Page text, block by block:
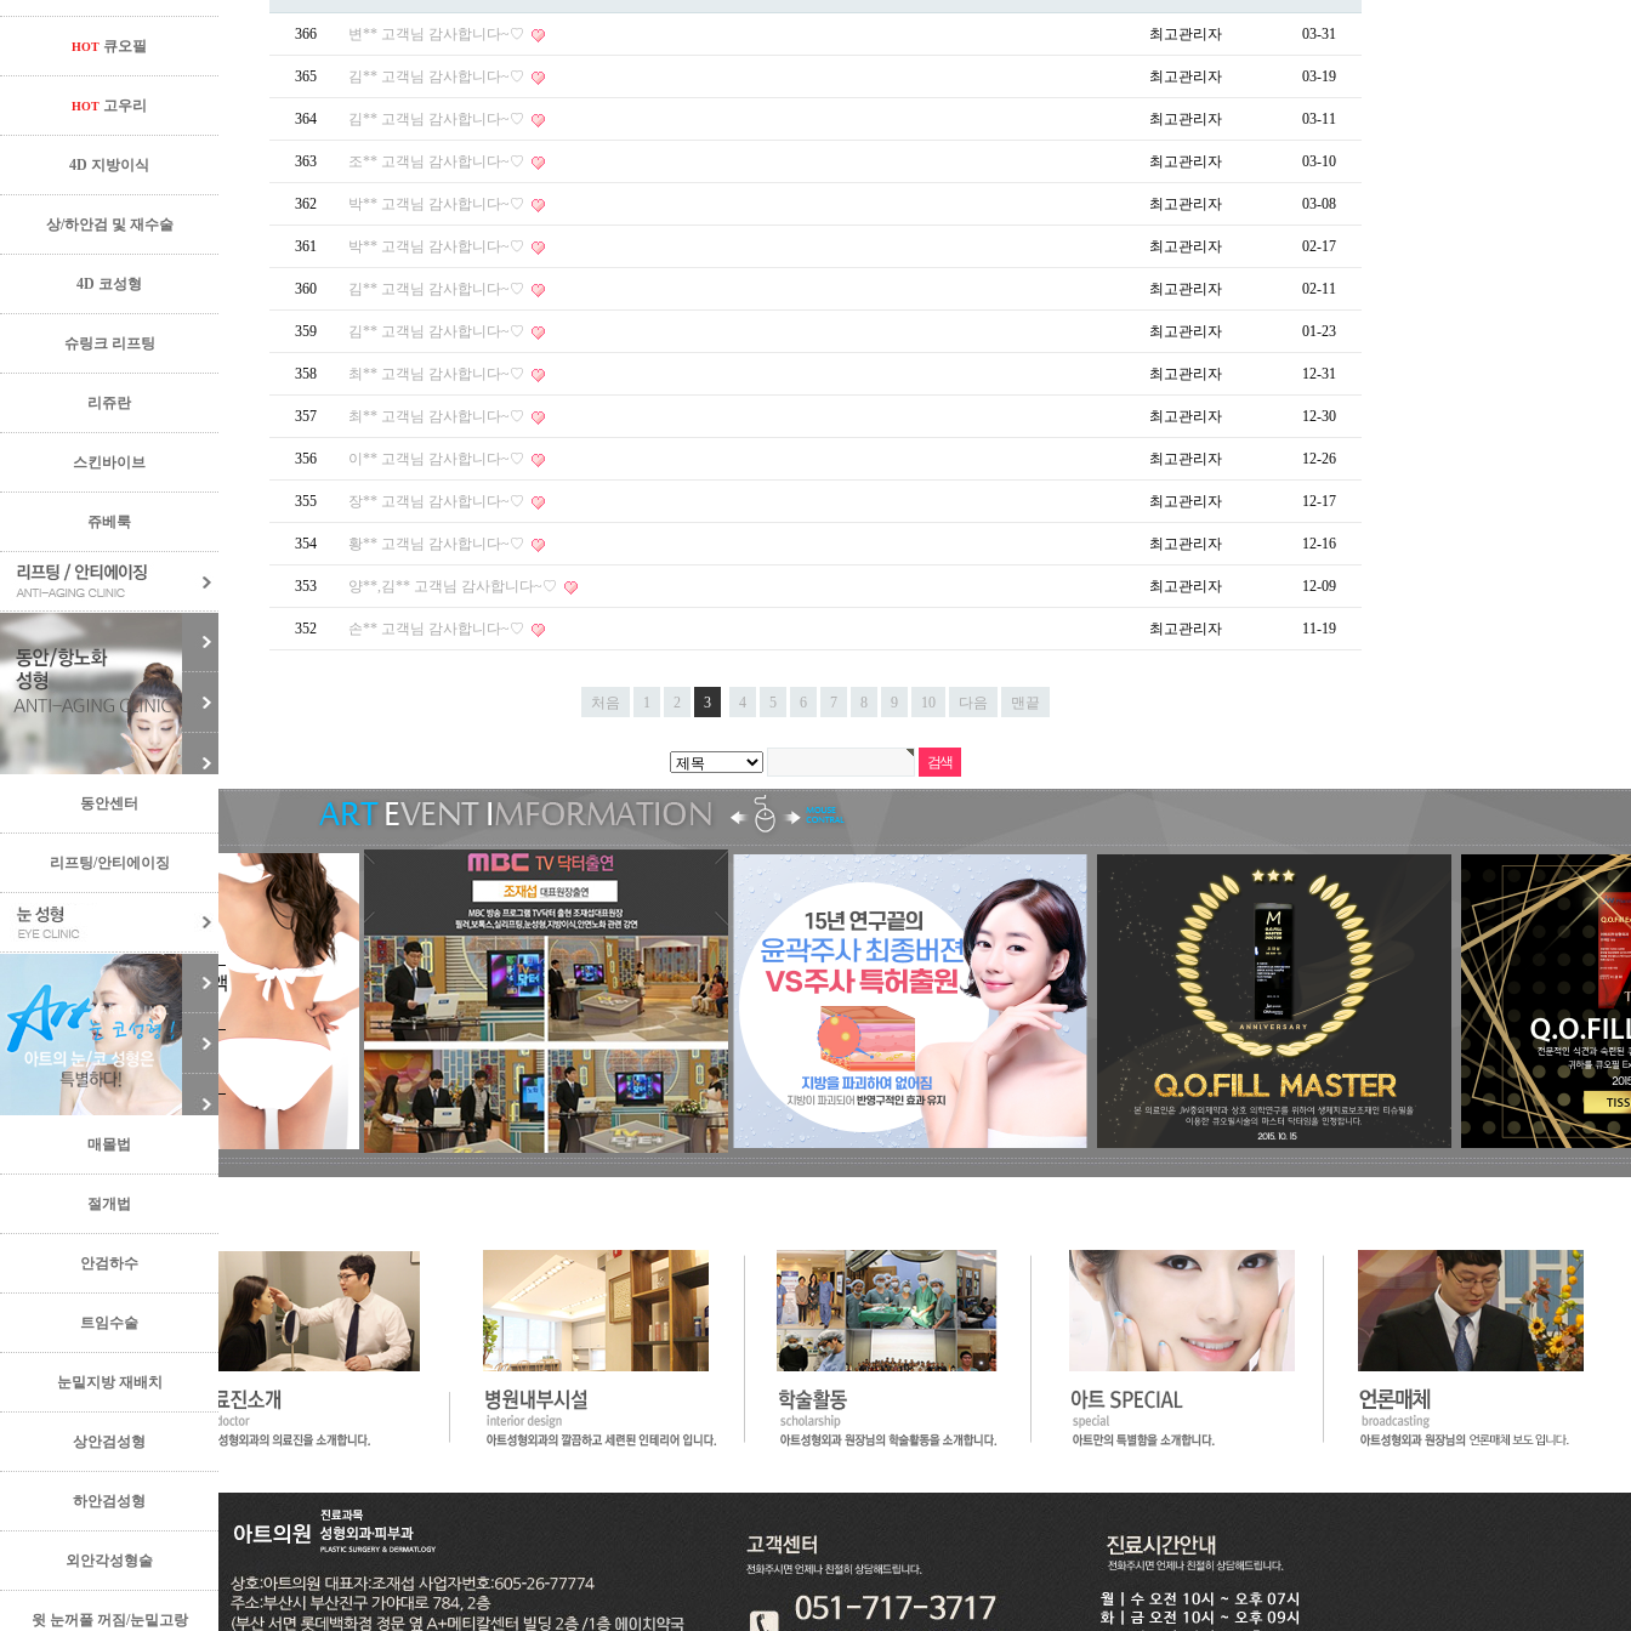
HOT 큐오필
HOT 고우리
4D 지방이식
상/하안검 및 재수술
4D 코성형
슈링크 리프팅
리쥬란
스킨바이브
쥬베룩
동안센터
리프팅/안티에이징
매몰법
절개법
안검하수
트임수술
눈밑지방 재배치
상안검성형
하안검성형
외안각성형술
윗 눈꺼풀 꺼짐/눈밑고랑
366 변** 고객님 감사합니다~♡ 최고관리자 03-31
365 김** 고객님 감사합니다~♡ 최고관리자 03-19
364 김** 고객님 감사합니다~♡ 최고관리자 03-11
363 조** 고객님 감사합니다~♡ 최고관리자 03-10
362 박** 고객님 감사합니다~♡ 최고관리자 03-08
361 박** 고객님 감사합니다~♡ 최고관리자 02-17
360 김** 고객님 감사합니다~♡ 최고관리자 02-11
359 김** 고객님 감사합니다~♡ 최고관리자 01-23
358 최** 고객님 감사합니다~♡ 최고관리자 12-31
357 최** 고객님 감사합니다~♡ 최고관리자 12-30
356 이** 고객님 감사합니다~♡ 최고관리자 12-26
355 장** 고객님 감사합니다~♡ 최고관리자 12-17
354 황** 고객님 감사합니다~♡ 최고관리자 12-16
353 양**,김** 고객님 감사합니다~♡ 최고관리자 12-09
352 손** 고객님 감사합니다~♡ 최고관리자 11-19
처음 1 2 3 4 5 6 7 8 9 10 다음 맨끝